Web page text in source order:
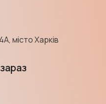
місто Харків